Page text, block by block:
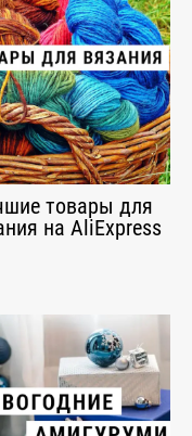
товары для
на AliExpress